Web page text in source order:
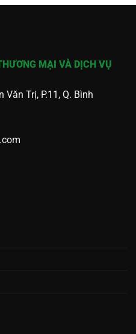
MẠI VÀ DỊCH VỤ
Trị, P.11, Q. Bình